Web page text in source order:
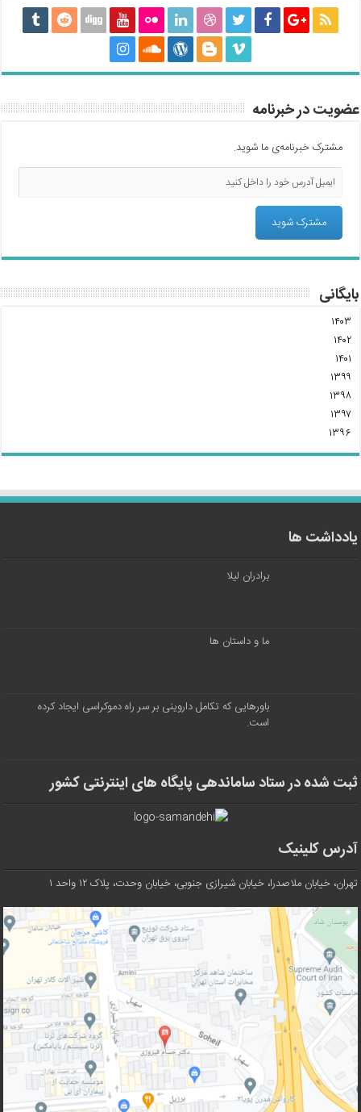
عضویت در خبرنامه
مشترک خبرنامه‌ی ما شوید.
بایگانی
۱۴۰۳
۱۴۰۲
۱۴۰۱
۱۳۹۹
۱۳۹۸
۱۳۹۷
۱۳۹۶
یادداشت ها
برادران لیلا
ما و داستان ها
باورهایی که تکامل داروینی بر سر راه دموکراسی ایجاد کرده
است.
ثبت شده در ستاد ساماندهی پایگاه های اینترنتی کشور
آدرس کلینیک
تهران، خیابان ملاصدرا، خیابان شیرازی جنوبی، خیابان وحدت، پلاک ۱۲ واحد ۱